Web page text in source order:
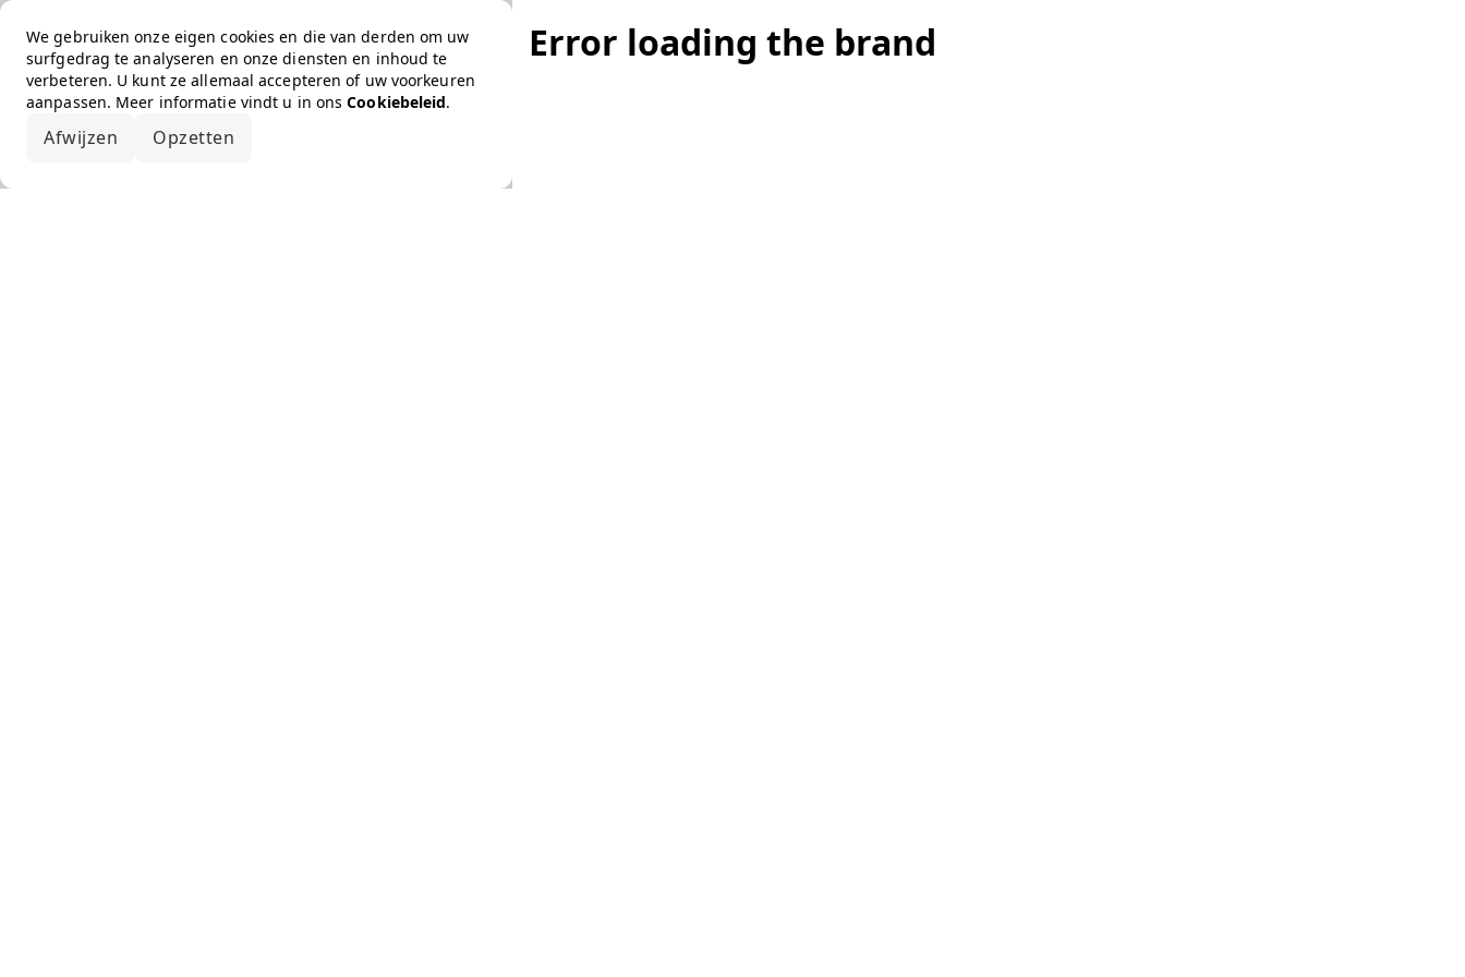
We gebruiken onze eigen cookies en die van derden om uw
surfgedrag te analyseren en onze diensten en inhoud te
verbeteren. U kunt ze allemaal accepteren of uw voorkeuren
aanpassen. Meer informatie vindt u in onsCookiebeleid.
Afwijzen Opzetten
Error loading the brand